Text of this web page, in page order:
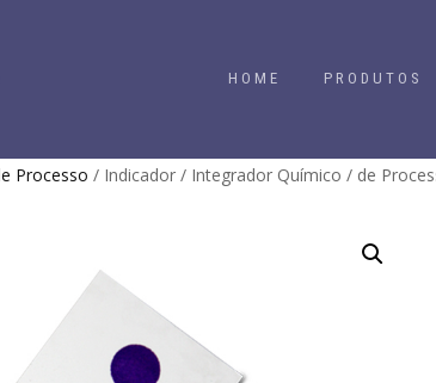
HOME PRODUTOS
Processo / Indicador / Integrador Químico / de